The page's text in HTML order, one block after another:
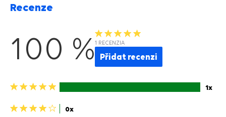
Recenze
100 %1 RECENZIA
Přidat recenzi
5
1x
4
0x